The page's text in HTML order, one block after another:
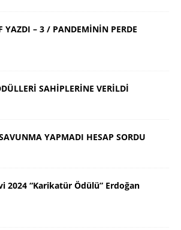
YAZDI – 3 / PANDEMİNİN PERDE
SAHİPLERİNE VERİLDİ
YAPMADI HESAP SORDU
2024 “Karikatür Ödülü” Erdoğan